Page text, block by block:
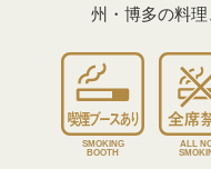
州・博多の料理
SMOKING
BOOTH
ALL